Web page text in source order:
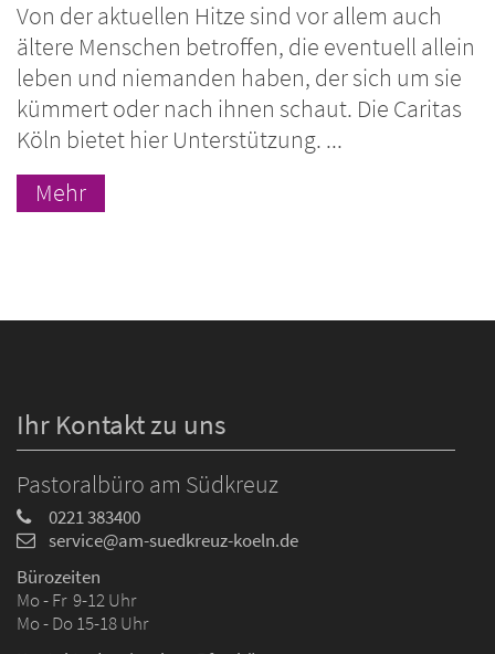
Von der aktuellen Hitze sind vor allem auch
ältere Menschen betroffen, die eventuell allein
leben und niemanden haben, der sich um sie
kümmert oder nach ihnen schaut. Die Caritas
Köln bietet hier Unterstützung. ...
Mehr
Ihr Kontakt zu uns
Pastoralbüro am Südkreuz
0221 383400
service@am-suedkreuz-koeln.de
Bürozeiten
Mo - Fr 9-12 Uhr
Mo - Do 15-18 Uhr